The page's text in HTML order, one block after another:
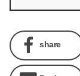
share